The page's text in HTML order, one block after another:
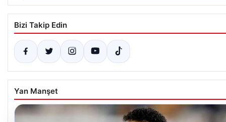
Bizi Takip Edin
Yan Manşet